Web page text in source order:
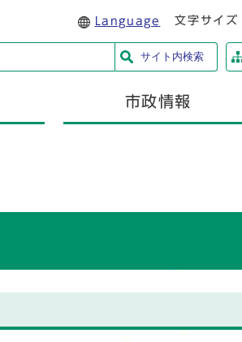
Language 文字サイズ
サイト内検索
市政情報